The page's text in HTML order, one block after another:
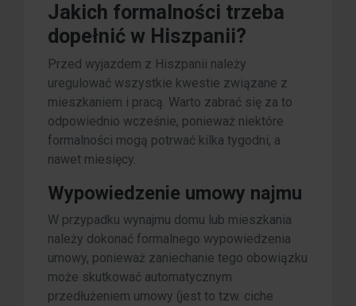
Jakich formalności trzeba
dopełnić w Hiszpanii?
Przed wyjazdem z Hiszpanii należy
uregulować wszystkie kwestie związane z
mieszkaniem i pracą. Warto zabrać się za to
odpowiednio wcześnie, ponieważ niektóre
formalności mogą potrwać kilka tygodni, a
nawet miesięcy.
Wypowiedzenie umowy najmu
W przypadku wynajmu domu lub mieszkania
należy dokonać formalnego wypowiedzenia
umowy, ponieważ zaniechanie tego obowiązku
może skutkować automatycznym
przedłużeniem umowy (jest to tzw. ciche